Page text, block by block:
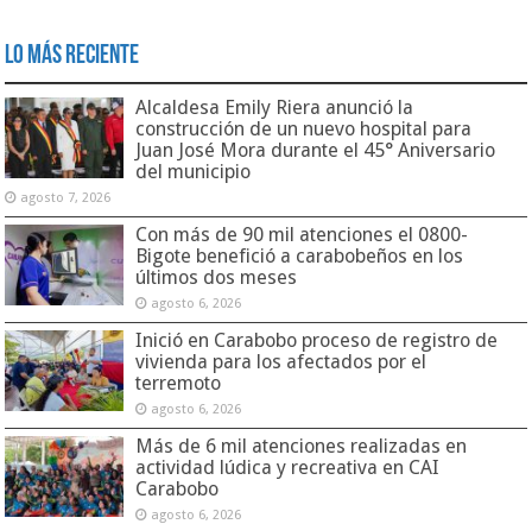
Lo Más Reciente
Alcaldesa Emily Riera anunció la
construcción de un nuevo hospital para
Juan José Mora durante el 45° Aniversario
del municipio
agosto 7, 2026
Con más de 90 mil atenciones el 0800-
Bigote benefició a carabobeños en los
últimos dos meses
agosto 6, 2026
Inició en Carabobo proceso de registro de
vivienda para los afectados por el
terremoto
agosto 6, 2026
Más de 6 mil atenciones realizadas en
actividad lúdica y recreativa en CAI
Carabobo
agosto 6, 2026